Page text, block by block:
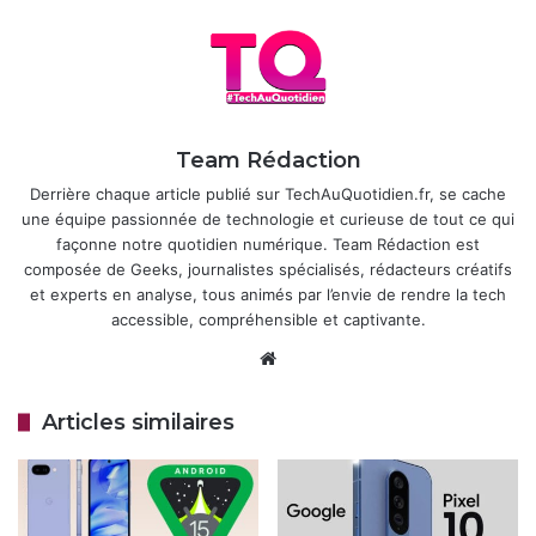
récompenses pour les signalements externes, incluant
deux primes de 2 000 $ et une de 1 000 $ pour d’autres
che continue pour sécuriser Chrome, qui reste une cible p
rivilégiée en raison de sa large adoption.
Articles similaires
Android va enfin permettre une
sonnerie différente par carte SIM
Google Maps améliore la navigation
des voitures électriques avec des
prévisions de batterie précises
31 mars 2026
Team Rédaction
Derrière chaque article publié sur TechAuQuotidien.fr, se cache
une équipe passionnée de technologie et curieuse de tout ce qui
façonne notre quotidien numérique. Team Rédaction est
composée de Geeks, journalistes spécialisés, rédacteurs créatifs
et experts en analyse, tous animés par l’envie de rendre la tech
accessible, compréhensible et captivante.
Articles similaires